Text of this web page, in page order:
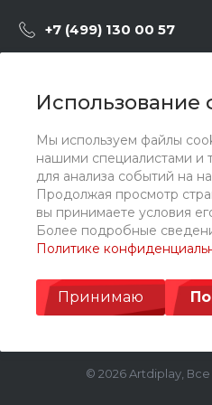
Использование
Мы используем файлы
нашими специалистами и
для анализа событий на
Продолжая просмотр
вы принимаете условия
Более подробные
Политике
Принимаю
+7 (499) 130 00 57
г. Москва, Марксистская
О компании
Каталог
Услуги
© 2026 Artdiplay,